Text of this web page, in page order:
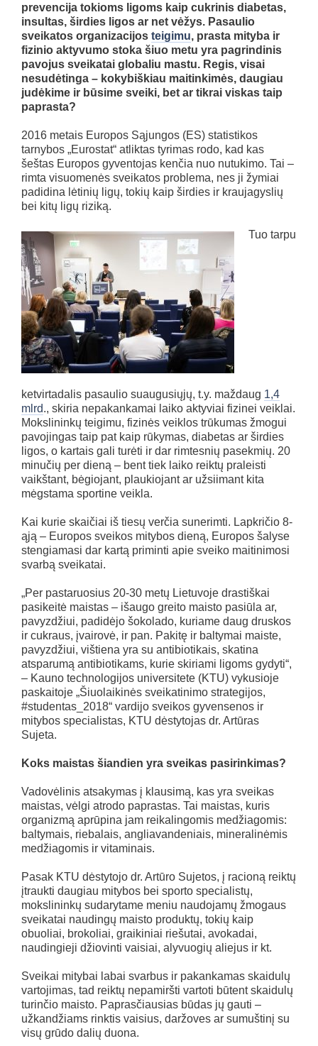
prevencija tokioms ligoms kaip cukrinis diabetas,
insultas, širdies ligos ar net vėžys. Pasaulio
sveikatos organizacijos teigimu, prasta mityba ir
fizinio aktyvumo stoka šiuo metu yra pagrindinis
pavojus sveikatai globaliu mastu. Regis, visai
nesudėtinga – kokybiškiau maitinkimės, daugiau
judėkime ir būsime sveiki, bet ar tikrai viskas taip
paprasta?
2016 metais Europos Sąjungos (ES) statistikos
tarnybos „Eurostat“ atliktas tyrimas rodo, kad kas
šeštas Europos gyventojas kenčia nuo nutukimo. Tai –
rimta visuomenės sveikatos problema, nes ji žymiai
padidina lėtinių ligų, tokių kaip širdies ir kraujagyslių
bei kitų ligų riziką.
Tuo tarpu
ketvirtadalis pasaulio suaugusiųjų, t.y. maždaug 1,4
mlrd., skiria nepakankamai laiko aktyviai fizinei veiklai.
Mokslininkų teigimu, fizinės veiklos trūkumas žmogui
pavojingas taip pat kaip rūkymas, diabetas ar širdies
ligos, o kartais gali turėti ir dar rimtesnių pasekmių. 20
minučių per dieną – bent tiek laiko reiktų praleisti
vaikštant, bėgiojant, plaukiojant ar užsiimant kita
mėgstama sportine veikla.
Kai kurie skaičiai iš tiesų verčia sunerimti. Lapkričio 8-
ąją – Europos sveikos mitybos dieną, Europos šalyse
stengiamasi dar kartą priminti apie sveiko maitinimosi
svarbą sveikatai.
„Per pastaruosius 20-30 metų Lietuvoje drastiškai
pasikeitė maistas – išaugo greito maisto pasiūla ar,
pavyzdžiui, padidėjo šokolado, kuriame daug druskos
ir cukraus, įvairovė, ir pan. Pakitę ir baltymai maiste,
pavyzdžiui, vištiena yra su antibiotikais, skatina
atsparumą antibiotikams, kurie skiriami ligoms gydyti“,
– Kauno technologijos universitete (KTU) vykusioje
paskaitoje „Šiuolaikinės sveikatinimo strategijos,
#studentas_2018“ vardijo sveikos gyvensenos ir
mitybos specialistas, KTU dėstytojas dr. Artūras
Sujeta.
Koks maistas šiandien yra sveikas pasirinkimas?
Vadovėlinis atsakymas į klausimą, kas yra sveikas
maistas, vėlgi atrodo paprastas. Tai maistas, kuris
organizmą aprūpina jam reikalingomis medžiagomis:
baltymais, riebalais, angliavandeniais, mineralinėmis
medžiagomis ir vitaminais.
Pasak KTU dėstytojo dr. Artūro Sujetos, į racioną reiktų
įtraukti daugiau mitybos bei sporto specialistų,
mokslininkų sudarytame meniu naudojamų žmogaus
sveikatai naudingų maisto produktų, tokių kaip
obuoliai, brokoliai, graikiniai riešutai, avokadai,
naudingieji džiovinti vaisiai, alyvuogių aliejus ir kt.
Sveikai mitybai labai svarbus ir pakankamas skaidulų
vartojimas, tad reiktų nepamiršti vartoti būtent skaidulų
turinčio maisto. Paprasčiausias būdas jų gauti –
užkandžiams rinktis vaisius, daržoves ar sumuštinį su
visų grūdo dalių duona.